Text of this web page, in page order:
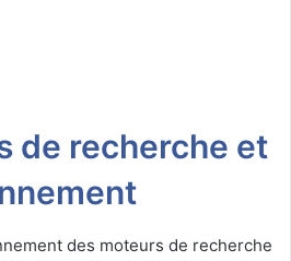
de recherche et
des moteurs de recherche